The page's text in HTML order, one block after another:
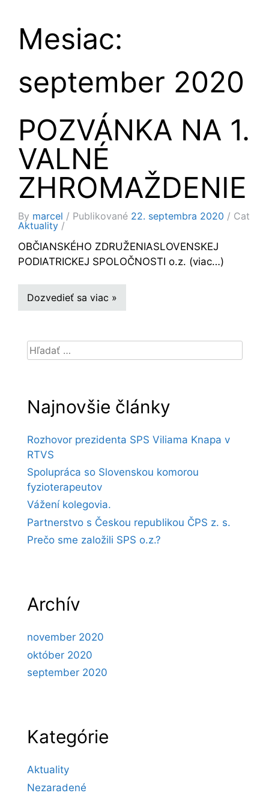
Mesiac:
september 2020
POZVÁNKA NA 1.
VALNÉ
ZHROMAŽDENIE
By marcel Publikované 22. septembra 2020
Cat
Aktuality
OBČIANSKÉHO ZDRUŽENIASLOVENSKEJ
PODIATRICKEJ SPOLOČNOSTI o.z. (viac…)
Dozvedieť sa viac »
Hľadať:
Najnovšie články
Rozhovor prezidenta SPS Viliama Knapa v
RTVS
Spolupráca so Slovenskou komorou
fyzioterapeutov
Vážení kolegovia.
Partnerstvo s Českou republikou ČPS z. s.
Prečo sme založili SPS o.z.?
Archív
november 2020
október 2020
september 2020
Kategórie
Aktuality
Nezaradené